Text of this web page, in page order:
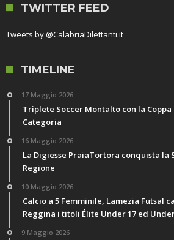
TWITTER FEED
Tweets by @CalabriaDilettanti.it
TIMELINE
17 Maggio 2026
Triplete Soccer Montalto con la
Categoria
16 Maggio 2026
La Digiesse PraiaTortora conquista la
Regione
10 Maggio 2026
Calcio a 5 Femminile, Lamezia Futsal
Reggina i titoli Élite Under 17 ed
9 Maggio 2026